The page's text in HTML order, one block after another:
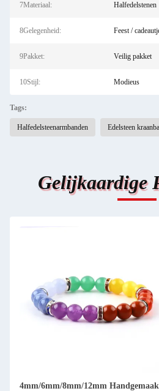
7Materiaal: Halfedelstenen
8Gelegenheid: Feest /
9Pakket: Veilig pakket
10Stijl: Modieus
Tags:
Halfedelsteenarmbanden Edelsteen
Gelijkaardige
4mm/6mm/8mm/12mm